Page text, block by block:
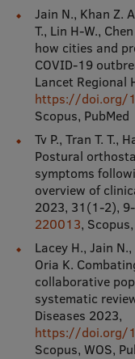
Jain N., Khan Z.
T., Lin H-W.,
how cities and
COVID-19
Lancet Regional
https://doi.org/
Scopus, PubMed
Tv P., Tran T. T.,
Postural
symptoms
overview of
2023, 31(1-2),
220013,
Lacey H., Jain
Oria K.
collaborative
systematic
Diseases 2023,
https://doi.org/
Scopus, WOS,